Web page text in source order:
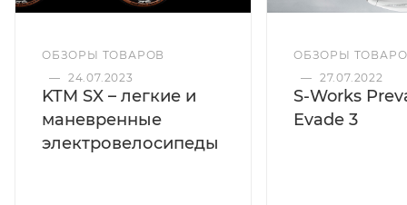
ОБЗОРЫ ТОВАРОВ
— 24.07.2023
KTM SX – легкие и
маневренные
электровелосипеды
ОБЗОРЫ
— 27.07.2022
S-Works
Evade 3